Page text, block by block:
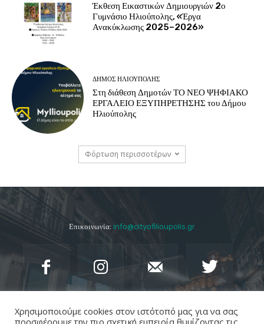
Έκθεση Εικαστικών Δημιουργιών 2ο
Γυμνάσιο Ηλιούπολης, «Έργα
Ανακύκλωσης 2025–2026»
ΔΉΜΟΣ ΗΛΙΟΎΠΟΛΗΣ
Στη διάθεση Δημοτών ΤΟ ΝΕΟ ΨΗΦΙΑΚΟ
ΕΡΓΑΛΕΙΟ ΕΞΥΠΗΡΕΤΗΣΗΣ του Δήμου
Ηλιούπολης
Φόρτωση περισσοτέρων
Επικοινωνία: info@cityofilioupolis.gr
Χρησιμοποιούμε cookies στον ιστότοπό μας για να σας
προσφέρουμε την πιο σχετική εμπειρία θυμίζοντας τις